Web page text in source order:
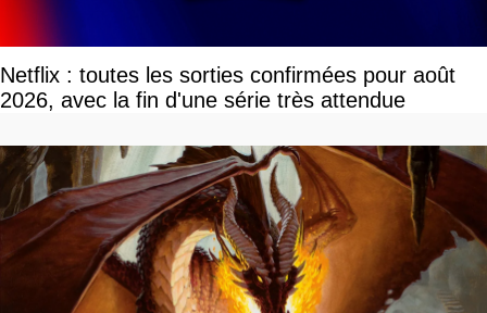
Netflix : toutes les sorties confirmées pour août
2026, avec la fin d'une série très attendue